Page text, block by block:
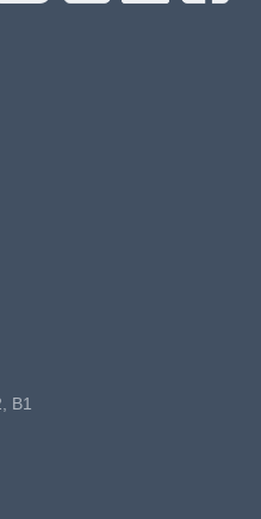
A2, B1 لفائف اللب المقاوم للحريق درجة